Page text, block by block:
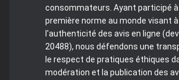
consommateurs. Ayant participé
première norme au monde visant
l'authenticité des avis en ligne
20488), nous défendons une
le respect de pratiques éthiques
modération et la publication des